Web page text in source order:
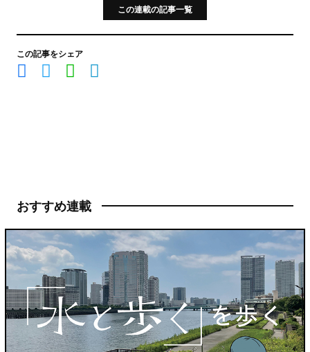
この連載の記事一覧
この記事をシェア
おすすめ連載